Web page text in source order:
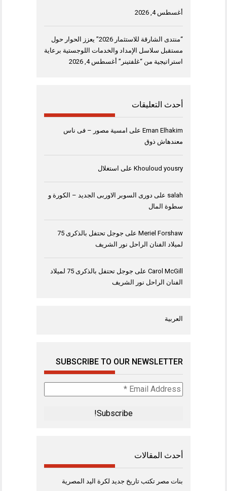
أغسطس 4, 2026
“منتدى الشارقة للاستثمار 2026” يعزز الحوار حول
مستقبل سلاسل الإمداد والخدمات اللوجستية برعاية
استراتيجية من “غلفتينر” أغسطس 4, 2026
أحدث التعليقات
Eman Elhakim على امسية مصور – فى ناس
معندهاش ذوق
Khouloud yousry على استغلال
salah على دورى السوبر الاوربى الجديد – الكورة و
سطوة المال
Meriel Forshaw على
جوجل تحتفل بالذكرى 75
لميلاد الفنان الراحل نور الشريف
Carol McGill على
جوجل تحتفل بالذكرى 75 لميلاد
الفنان الراحل نور الشريف
العربية
SUBSCRIBE TO OUR NEWSLETTER
Email
Address
أحدث المقالات
بنات مصر تكتب تاريخ جديد لكرة اليد المصرية